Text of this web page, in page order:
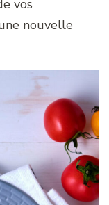
vos
nouvelle